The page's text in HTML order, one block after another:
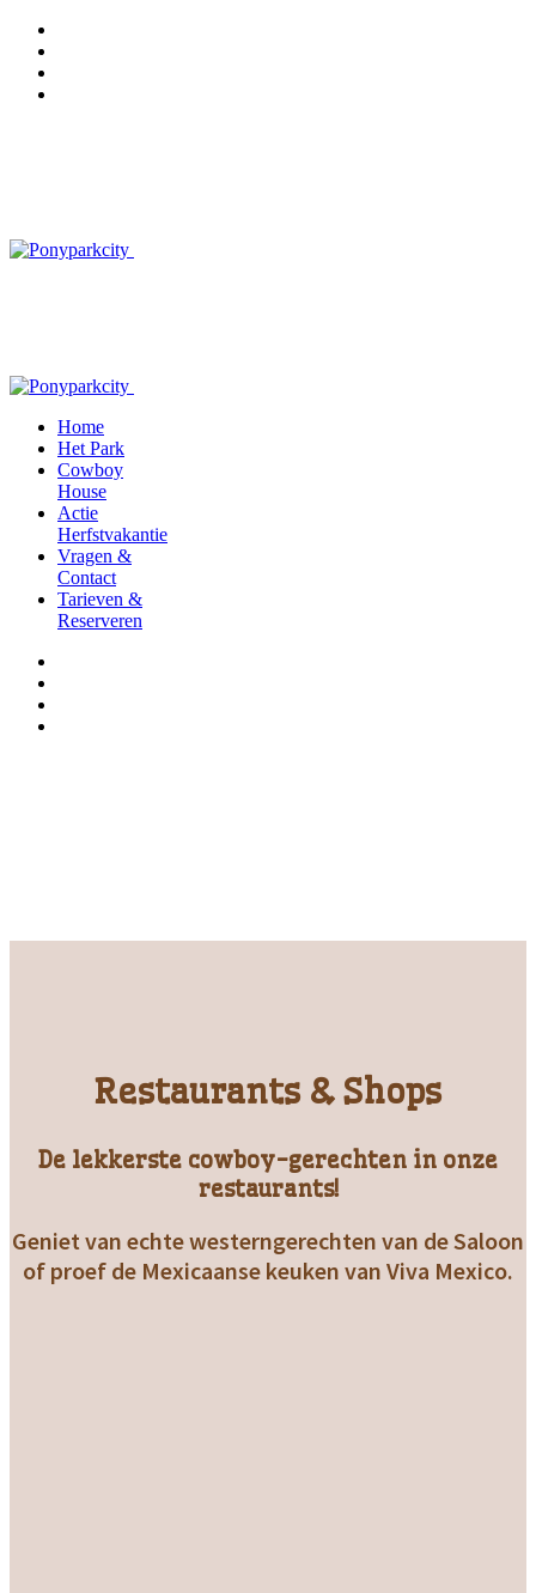
Home
Het Park
Cowboy
House
Actie
Herfstvakantie
Vragen &
Contact
Tarieven &
Reserveren
Restaurants & Shops
De lekkerste cowboy-gerechten in onze
restaurants!
Geniet van echte westerngerechten van de Saloon
of proef de Mexicaanse keuken van Viva Mexico.